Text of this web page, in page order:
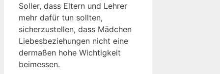
Soller, dass Eltern und Lehrer
mehr dafür tun sollten,
sicherzustellen, dass Mädchen
Liebesbeziehungen nicht eine
dermaßen hohe Wichtigkeit
beimessen.